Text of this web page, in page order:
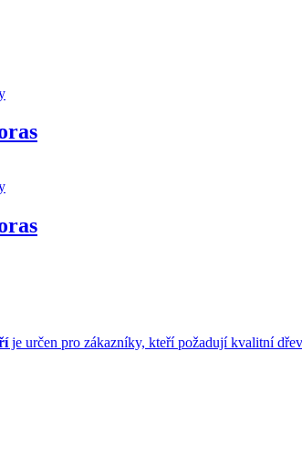
je určen pro zákazníky, kteří požadují kvalitní